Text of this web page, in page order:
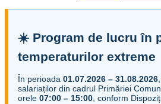
☀️ Program de lucru în
temperaturilor extreme
În perioada 01.07.2026 – 31.08.2026
salariaților din cadrul Primăriei
orele 07:00 – 15:00 , conform